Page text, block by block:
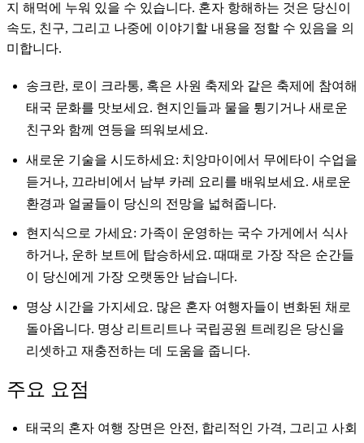
지 해먹에 누워 있을 수 있습니다. 혼자 항해하는 것은 당신이
속도, 친구, 그리고 나중에 이야기할 내용을 정할 수 있음을 의
미합니다.
송크란, 로이 크라통, 혹은 사원 축제와 같은 축제에 참여해
태국 문화를 맛보세요. 현지인들과 물을 튕기거나 새로운
친구와 함께 연등을 띄워보세요.
새로운 기술을 시도하세요: 치앙마이에서 무에타이 수업을
듣거나, 끄라비에서 남부 카레 요리를 배워보세요. 새로운
환경과 얼굴들이 당신의 전망을 넓혀줍니다.
현지식으로 가세요: 가족이 운영하는 국수 가게에서 식사
하거나, 운하 보트에 탑승하세요. 때때로 가장 작은 순간들
이 당신에게 가장 오랫동안 남습니다.
명상 시간을 가지세요. 많은 혼자 여행자들이 변화된 채로
돌아옵니다. 명상 리트리트나 국립공원 트레킹은 당신을
리셋하고 재충전하는 데 도움을 줍니다.
주요 요점
태국의 혼자 여행 장면은 안전, 합리적인 가격, 그리고 사회